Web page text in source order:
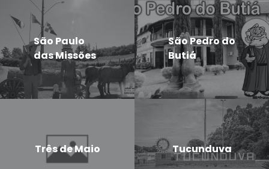
São Paulo
das Missões
São Pedro do
Butiá
Três de Maio Tucunduva